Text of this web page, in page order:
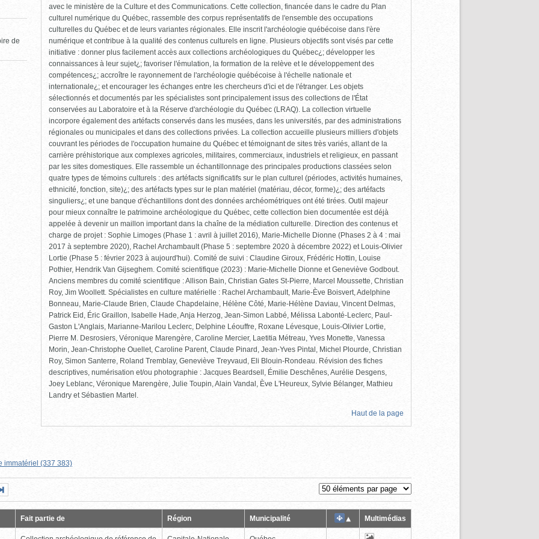
de
avec le ministère de la Culture et des Communications. Cette collection, financée dans le cadre du Plan
culturel numérique du Québec, rassemble des corpus représentatifs de l'ensemble des occupations
culturelles du Québec et de leurs variantes régionales. Elle inscrit l'archéologie québécoise dans l'ère
numérique et contribue à la qualité des contenus culturels en ligne. Plusieurs objectifs sont visés par cette
initiative : donner plus facilement accès aux collections archéologiques du Québec¿; développer les
connaissances à leur sujet¿; favoriser l'émulation, la formation de la relève et le développement des
compétences¿; accroître le rayonnement de l'archéologie québécoise à l'échelle nationale et
internationale¿; et encourager les échanges entre les chercheurs d'ici et de l'étranger. Les objets
sélectionnés et documentés par les spécialistes sont principalement issus des collections de l'État
conservées au Laboratoire et à la Réserve d'archéologie du Québec (LRAQ). La collection virtuelle
incorpore également des artéfacts conservés dans les musées, dans les universités, par des administrations
régionales ou municipales et dans des collections privées. La collection accueille plusieurs milliers d'objets
couvrant les périodes de l'occupation humaine du Québec et témoignant de sites très variés, allant de la
carrière préhistorique aux complexes agricoles, militaires, commerciaux, industriels et religieux, en passant
par les sites domestiques. Elle rassemble un échantillonnage des principales productions classées selon
quatre types de témoins culturels : des artéfacts significatifs sur le plan culturel (périodes, activités humaines,
ethnicité, fonction, site)¿; des artéfacts types sur le plan matériel (matériau, décor, forme)¿; des artéfacts
singuliers¿; et une banque d'échantillons dont des données archéométriques ont été tirées. Outil majeur
pour mieux connaître le patrimoine archéologique du Québec, cette collection bien documentée est déjà
appelée à devenir un maillon important dans la chaîne de la médiation culturelle. Direction des contenus et
charge de projet : Sophie Limoges (Phase 1 : avril à juillet 2016), Marie-Michelle Dionne (Phases 2 à 4 : mai
2017 à septembre 2020), Rachel Archambault (Phase 5 : septembre 2020 à décembre 2022) et Louis-Olivier
Lortie (Phase 5 : février 2023 à aujourd'hui). Comité de suivi : Claudine Giroux, Frédéric Hottin, Louise
Pothier, Hendrik Van Gijseghem. Comité scientifique (2023) : Marie-Michelle Dionne et Geneviève Godbout.
Anciens membres du comité scientifique : Allison Bain, Christian Gates St-Pierre, Marcel Moussette, Christian
Roy, Jim Woollett. Spécialistes en culture matérielle : Rachel Archambault, Marie-Ève Boisvert, Adelphine
Bonneau, Marie-Claude Brien, Claude Chapdelaine, Hélène Côté, Marie-Hélène Daviau, Vincent Delmas,
Patrick Eid, Éric Graillon, Isabelle Hade, Anja Herzog, Jean-Simon Labbé, Mélissa Labonté-Leclerc, Paul-
Gaston L'Anglais, Marianne-Marilou Leclerc, Delphine Léouffre, Roxane Lévesque, Louis-Olivier Lortie,
Pierre M. Desrosiers, Véronique Marengère, Caroline Mercier, Laetitia Métreau, Yves Monette, Vanessa
Morin, Jean-Christophe Ouellet, Caroline Parent, Claude Pinard, Jean-Yves Pintal, Michel Plourde, Christian
Roy, Simon Santerre, Roland Tremblay, Geneviève Treyvaud, Eli Blouin-Rondeau. Révision des fiches
descriptives, numérisation et/ou photographie : Jacques Beardsell, Émilie Deschênes, Aurélie Desgens,
Joey Leblanc, Véronique Marengère, Julie Toupin, Alain Vandal, Ève L'Heureux, Sylvie Bélanger, Mathieu
Landry et Sébastien Martel.
Haut de la page
immatériel (337 383)
Fait partie de Région Municipalité Multimédias